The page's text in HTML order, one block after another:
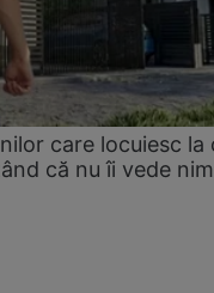
care locuiesc la
că nu îi vede